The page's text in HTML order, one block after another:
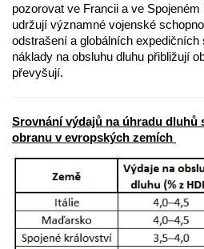
pozorovat ve Francii a ve
udržují významné vojenské
odstrašení a globálních expedičních
náklady na obsluhu dluhu přibližují
převyšují.
Srovnání výdajů na úhradu dluhů
obranu v evropských zemích